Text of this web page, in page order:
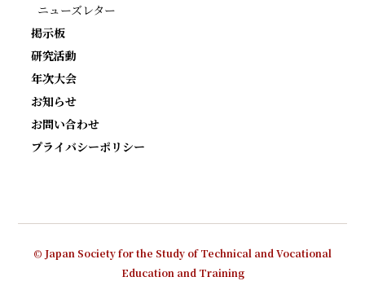
ニューズレター
掲示板
研究活動
年次大会
お知らせ
お問い合わせ
プライバシーポリシー
© Japan Society for the Study of Technical and Vocational
Education and Training